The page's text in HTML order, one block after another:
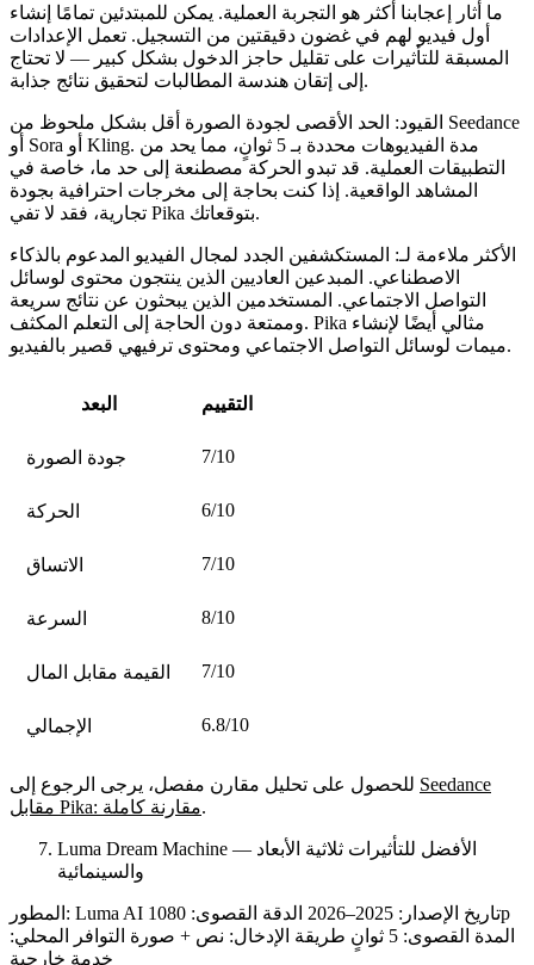
ما أثار إعجابنا أكثر هو التجربة العملية. يمكن للمبتدئين تمامًا إنشاء
أول فيديو لهم في غضون دقيقتين من التسجيل. تعمل الإعدادات
المسبقة للتأثيرات على تقليل حاجز الدخول بشكل كبير — لا تحتاج
إلى إتقان هندسة المطالبات لتحقيق نتائج جذابة.
القيود: الحد الأقصى لجودة الصورة أقل بشكل ملحوظ من Seedance
أو Sora أو Kling. مدة الفيديوهات محددة بـ 5 ثوانٍ، مما يحد من
التطبيقات العملية. قد تبدو الحركة مصطنعة إلى حد ما، خاصة في
المشاهد الواقعية. إذا كنت بحاجة إلى مخرجات احترافية بجودة
تجارية، فقد لا تفي Pika بتوقعاتك.
الأكثر ملاءمة لـ: المستكشفين الجدد لمجال الفيديو المدعوم بالذكاء
الاصطناعي. المبدعين العاديين الذين ينتجون محتوى لوسائل
التواصل الاجتماعي. المستخدمين الذين يبحثون عن نتائج سريعة
وممتعة دون الحاجة إلى التعلم المكثف. Pika مثالي أيضًا لإنشاء
ميمات لوسائل التواصل الاجتماعي ومحتوى ترفيهي قصير بالفيديو.
البعد التقييم
جودة الصورة 7/10
الحركة 6/10
الاتساق 7/10
السرعة 8/10
القيمة مقابل المال 7/10
الإجمالي 6.8/10
Seedance
مقابل Pika: مقارنة كاملة.
Luma Dream Machine — الأفضل للتأثيرات ثلاثية الأبعاد
والسينمائية
المطور: Luma AI تاريخ الإصدار: الدقة القصوى:
1080p
المدة القصوى:
طريقة الإدخال: نص + صورة التوافر المحلي:
خدمة خارجية